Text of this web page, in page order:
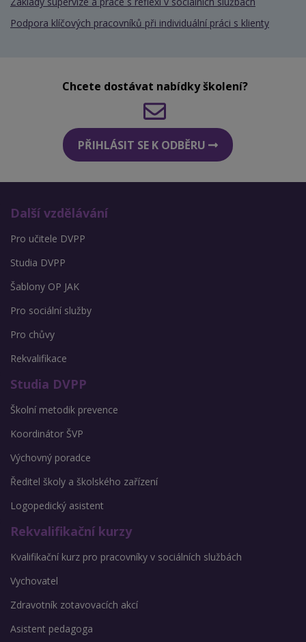
Podpora klíčových pracovníků při individuální práci s klienty
Chcete dostávat nabídky školení?
PŘIHLÁSIT SE K ODBĚRU
Další vzdělávání
Pro učitele DVPP
Studia DVPP
Šablony OP JAK
Pro sociální služby
Pro chůvy
Rekvalifikace
Studia DVPP
Školní metodik prevence
Koordinátor ŠVP
Výchovný poradce
Ředitel školy a školského zařízení
Logopedický asistent
Rekvalifikační kurzy
Kvalifikační kurz pro pracovníky v sociálních službách
Vychovatel
Zdravotník zotavovacích akcí
Asistent pedagoga